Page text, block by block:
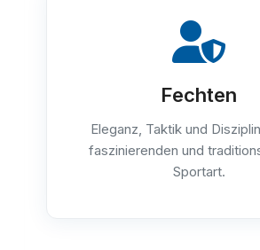
Fechten
Eleganz, Taktik und
faszinierenden und
Sportart.